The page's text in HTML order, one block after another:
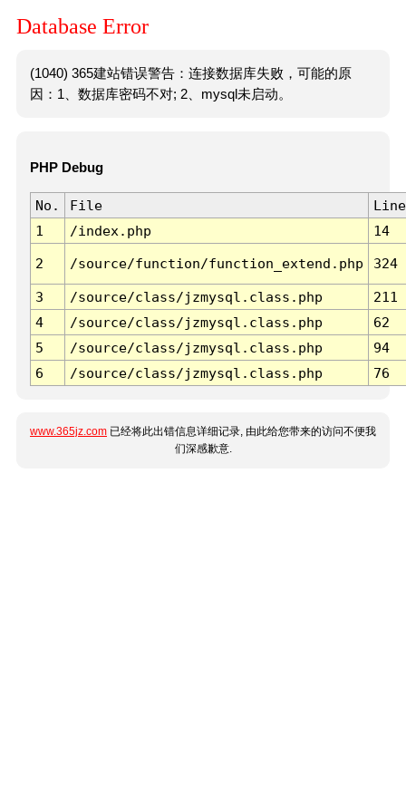
Database Error
(1040) 365建站错误警告：连接数据库失败，可能的原
因：1、数据库密码不对; 2、mysql未启动。
PHP Debug
No. File
Line
1
/index.php 14
2 /source/function/function_extend.php 324
3 /source/class/jzmysql.class.php
211
4
/source/class/jzmysql.class.php
62
5
/source/class/jzmysql.class.php
94
6
/source/class/jzmysql.class.php 76
www.365jz.com 已经将此出错信息详细记录, 由此给您带来的访问不便我
们深感歉意.